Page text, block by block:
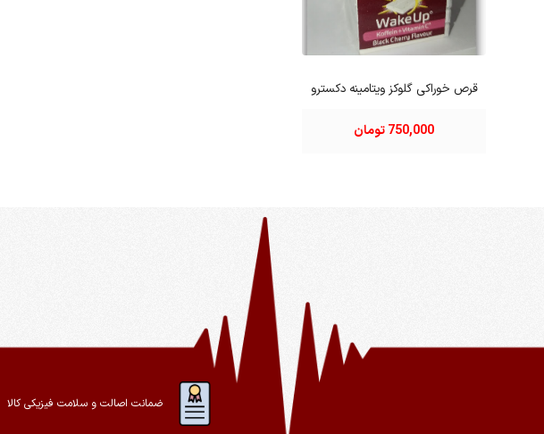
قرص خوراکی گلوکز ویتامینه دکسترو
750,000 تومان
ضمانت اصالت و سلامت فیزیکی کالا